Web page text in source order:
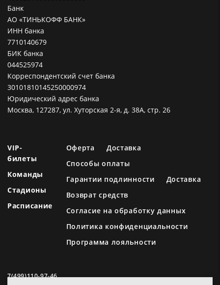
Банк
АО «ТИНЬКОФФ БАНК»
ИНН банка
7710140679
БИК банка
044525974
Корреспондентский счет банка
30101810145250000974
Юридический адрес банка
Москва, 127287, ул. Хуторская 2-я, д. 38А, стр. 26
VIP-
билеты
Команды
Стадионы
Расписание
Оферта
Доставка
Способы оплаты
Гарантии подлинности
Доставка
Возврат средств
Согласие на обработку данных
Политика конфиденциальности
Программа лояльности
7(499)110-97-46